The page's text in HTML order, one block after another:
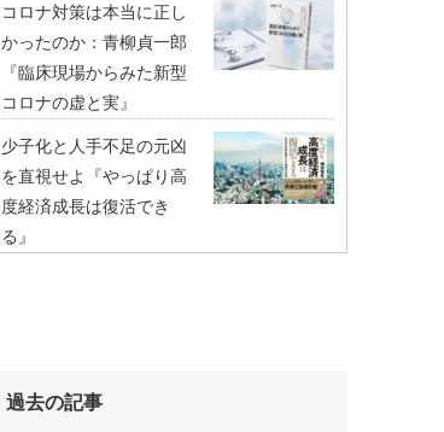
コロナ対策は本当に正し
かったのか：青柳貞一郎
『臨床現場からみた新型
コロナの虚と実』
少子化と人手不足の元凶
を直視せよ『やっぱり高
度経済成長は復活でき
る』
過去の記事